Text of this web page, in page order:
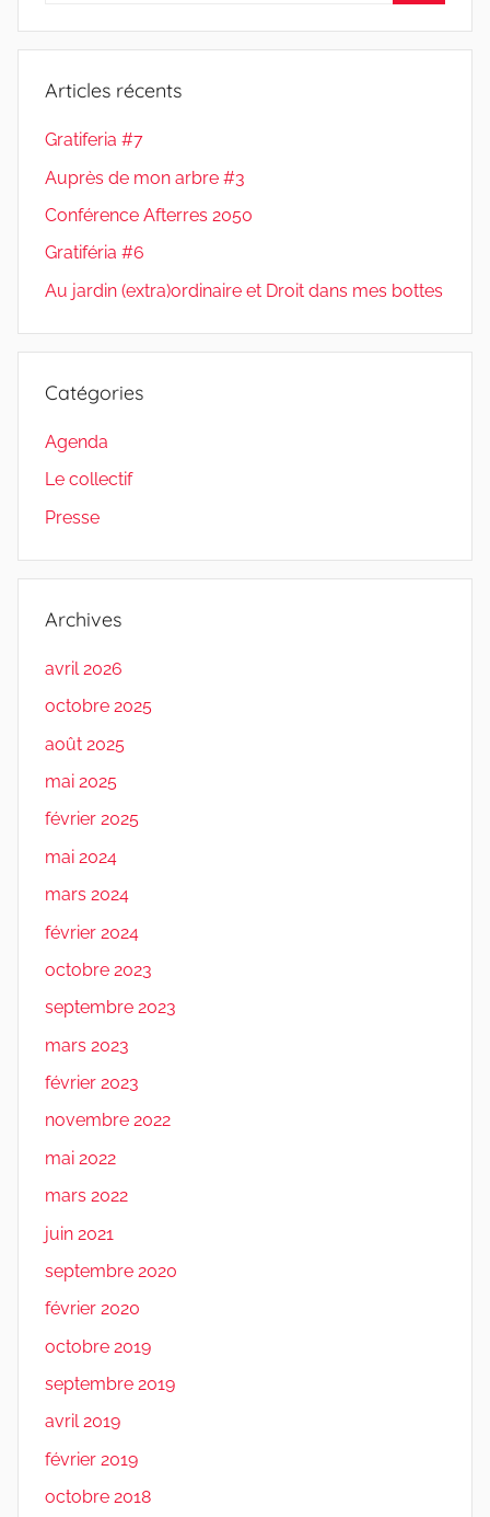
:
Articles récents
Gratiferia #7
Auprès de mon arbre #3
Conférence Afterres 2050
Gratiféria #6
Au jardin (extra)ordinaire et Droit dans mes bottes
Catégories
Agenda
Le collectif
Presse
Archives
avril 2026
octobre 2025
août 2025
mai 2025
février 2025
mai 2024
mars 2024
février 2024
octobre 2023
septembre 2023
mars 2023
février 2023
novembre 2022
mai 2022
mars 2022
juin 2021
septembre 2020
février 2020
octobre 2019
septembre 2019
avril 2019
février 2019
octobre 2018